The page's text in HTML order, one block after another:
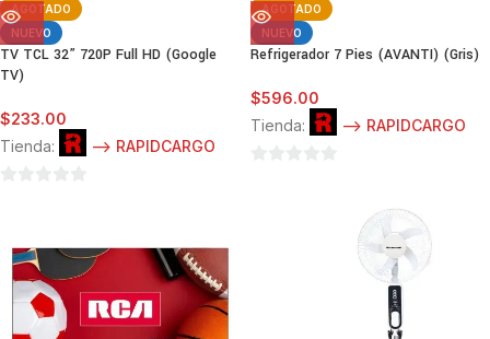
AGOTADO
NUEVO
TV TCL 32” 720P Full HD (Google
TV)
$233.00
Tienda:
--> RAPIDCARGO
AGOTADO
NUEVO
Refrigerador 7 Pies (AVANTI) (Gris)
$596.00
Tienda:
--> RAPIDCARGO